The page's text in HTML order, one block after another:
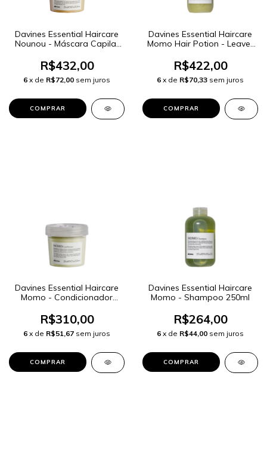
Davines Essential Haircare
Nounou - Máscara Capilar
R$432,00
6 x de R$72,00 sem juros
Davines Essential Haircare
Momo Hair Potion - Leave-
R$422,00
6 x de R$70,33 sem juros
Davines Essential Haircare
Momo - Condicionador
R$310,00
6 x de R$51,67 sem juros
Davines Essential Haircare
Momo - Shampoo 250ml
R$264,00
6 x de R$44,00 sem juros